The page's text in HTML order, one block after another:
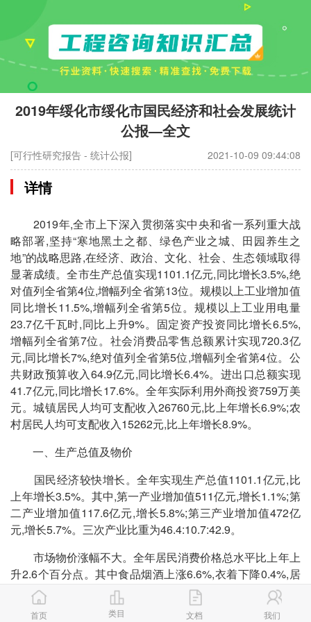
2019年绥化市绥化市国民经济和社会发展统计
公报—全文
[可行性研究报告 - 统计公报] 2021-10-09 09:44:08
详情
2019年,全市上下深入贯彻落实中央和省一系列重大战
略部署,坚持“寒地黑土之都、绿色产业之城、田园养生之
地”的战略思路,在经济、政治、文化、社会、生态领域取得
显著成绩。全市生产总值实现1101.1亿元,同比增长3.5%,绝
对值列全省第4位,增幅列全省第13位。规模以上工业增加值
同比增长11.5%,增幅列全省第5位。规模以上工业用电量
23.7亿千瓦时,同比上升9%。固定资产投资同比增长6.5%,
增幅列全省第7位。社会消费品零售总额累计实现720.3亿
元,同比增长7%,绝对值列全省第5位,增幅列全省第4位。公
共财政预算收入64.9亿元,同比增长6.4%。进出口总额实现
41.7亿元,同比增长17.6%。全年实际利用外商投资759万美
元。城镇居民人均可支配收入26760元,比上年增长6.9%;农
村居民人均可支配收入15262元,比上年增长8.9%。
一、生产总值及物价
国民经济较快增长。全年实现生产总值1101.1亿元,比
上年增长3.5%。其中,第一产业增加值511亿元,增长1.1%;第
二产业增加值117.6亿元,增长5.8%;第三产业增加值472亿
元,增长5.7%。三次产业比重为46.4:10.7:42.9。
市场物价涨幅不大。全年居民消费价格总水平比上年上
升2.6个百分点。其中食品烟酒上涨6.6%,衣着下降0.4%,居
住上涨0.9%,生活用品及服务下降0.5%,交通和通信下降
0.8%,教育文化和娱乐上涨4.4%,医疗保健上涨1.1%,其它用
首页 类目 文档 我们